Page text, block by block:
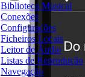
Biblioteca Musical
Conexões
Configurações
Ficheiros Locais
Leitor de Áudio
Listas de Reprodução
Navegação